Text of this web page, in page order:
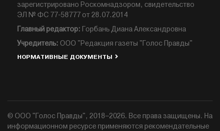
зарегистрировано Роскомнадзором, свидетельство
ЭЛ № ФС 77-58777 от 28.07.2014
Главный редактор: Горбань Диана Александровна
Учредитель: ООО "Редакция газеты "Голос Правды"
НОРМАТИВНЫЕ ДОКУМЕНТЫ
© ООО "Голос Правды", 2018–2026. Все права защищены. На
информационном ресурсе применяются рекомендательные